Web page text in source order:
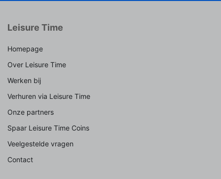
Leisure Time
Homepage
Over Leisure Time
Werken bij
Verhuren via Leisure Time
Onze partners
Spaar Leisure Time Coins
Veelgestelde vragen
Contact